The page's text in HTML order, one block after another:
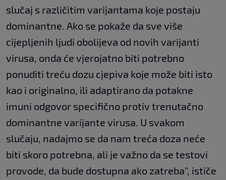
slučaj s različitim varijantama koje postaju
dominantne. Ako se pokaže da sve više
cijepljenih ljudi obolijeva od novih varijanti
virusa, onda će vjerojatno biti potrebno
ponuditi treću dozu cjepiva koje može biti isto
kao i originalno, ili adaptirano da potakne
imuni odgovor specifično protiv trenutačno
dominantne varijante virusa. U svakom
slučaju, nadajmo se da nam treća doza neće
biti skoro potrebna, ali je važno da se testovi
provode, da bude dostupna ako zatreba", ističe